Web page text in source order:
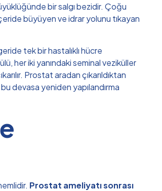
bir salgı bezidir. Çoğu
büyüyen ve idrar yolunu tıkayan
tek bir hastalıklı hücre
her iki yanındaki seminal veziküller
Prostat aradan çıkarıldıktan
devasa yeniden yapılandırma
Prostat ameliyatı sonrası